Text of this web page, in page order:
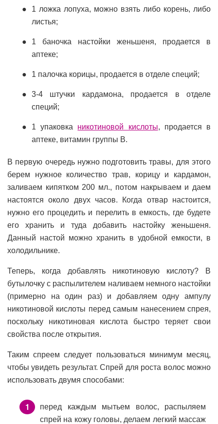
1 ложка лопуха, можно взять либо корень, либо
листья;
1 баночка настойки женьшеня, продается в
аптеке;
1 палочка корицы, продается в отделе специй;
3-4 штучки кардамона, продается в отделе
специй;
1 упаковка никотиновой кислоты, продается в
аптеке, витамин группы В.
В первую очередь нужно подготовить травы, для этого
берем нужное количество трав, корицу и кардамон,
заливаем кипятком 200 мл., потом накрываем и даем
настоятся около двух часов. Когда отвар настоится,
нужно его процедить и перелить в емкость, где будете
его хранить и туда добавить настойку женьшеня.
Данный настой можно хранить в удобной емкости, в
холодильнике.
Теперь, когда добавлять никотиновую кислоту? В
бутылочку с распылителем наливаем немного настойки
(примерно на один раз) и добавляем одну ампулу
никотиновой кислоты перед самым нанесением спрея,
поскольку никотиновая кислота быстро теряет свои
свойства после открытия.
Таким спреем следует пользоваться минимум месяц,
чтобы увидеть результат. Спрей для роста волос можно
использовать двумя способами:
перед каждым мытьем волос, распыляем
спрей на кожу головы, делаем легкий массаж